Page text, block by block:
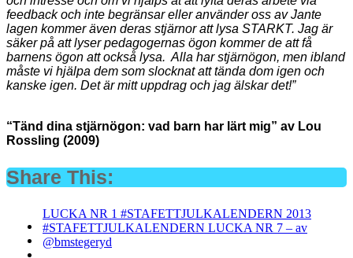
feedback och inte begränsar eller använder oss av Jante
lagen kommer även deras stjärnor att lysa STARKT. Jag är
säker på att lyser pedagogernas ögon kommer de att få
barnens ögon att också lysa. Alla har stjärnögon, men ibland
måste vi hjälpa dem som slocknat att tända dom igen och
kanske igen. Det är mitt uppdrag och jag älskar det!”
“Tänd dina stjärnögon: vad barn har lärt mig” av Lou
Rossling (2009)
Share This:
Inläggsnavigering
LUCKA NR 1 #STAFETTJULKALENDERN 2013
#STAFETTJULKALENDERN LUCKA NR 7 – av
@bmstegeryd